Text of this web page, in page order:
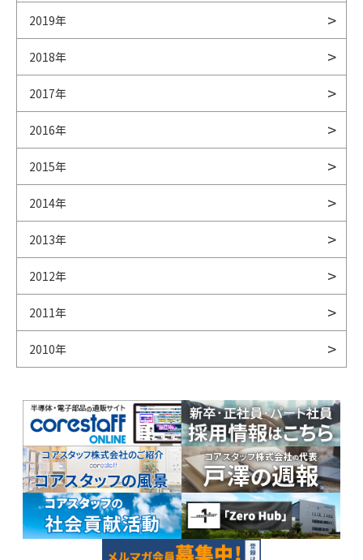
2019年
2018年
2017年
2016年
2015年
2014年
2013年
2012年
2011年
2010年